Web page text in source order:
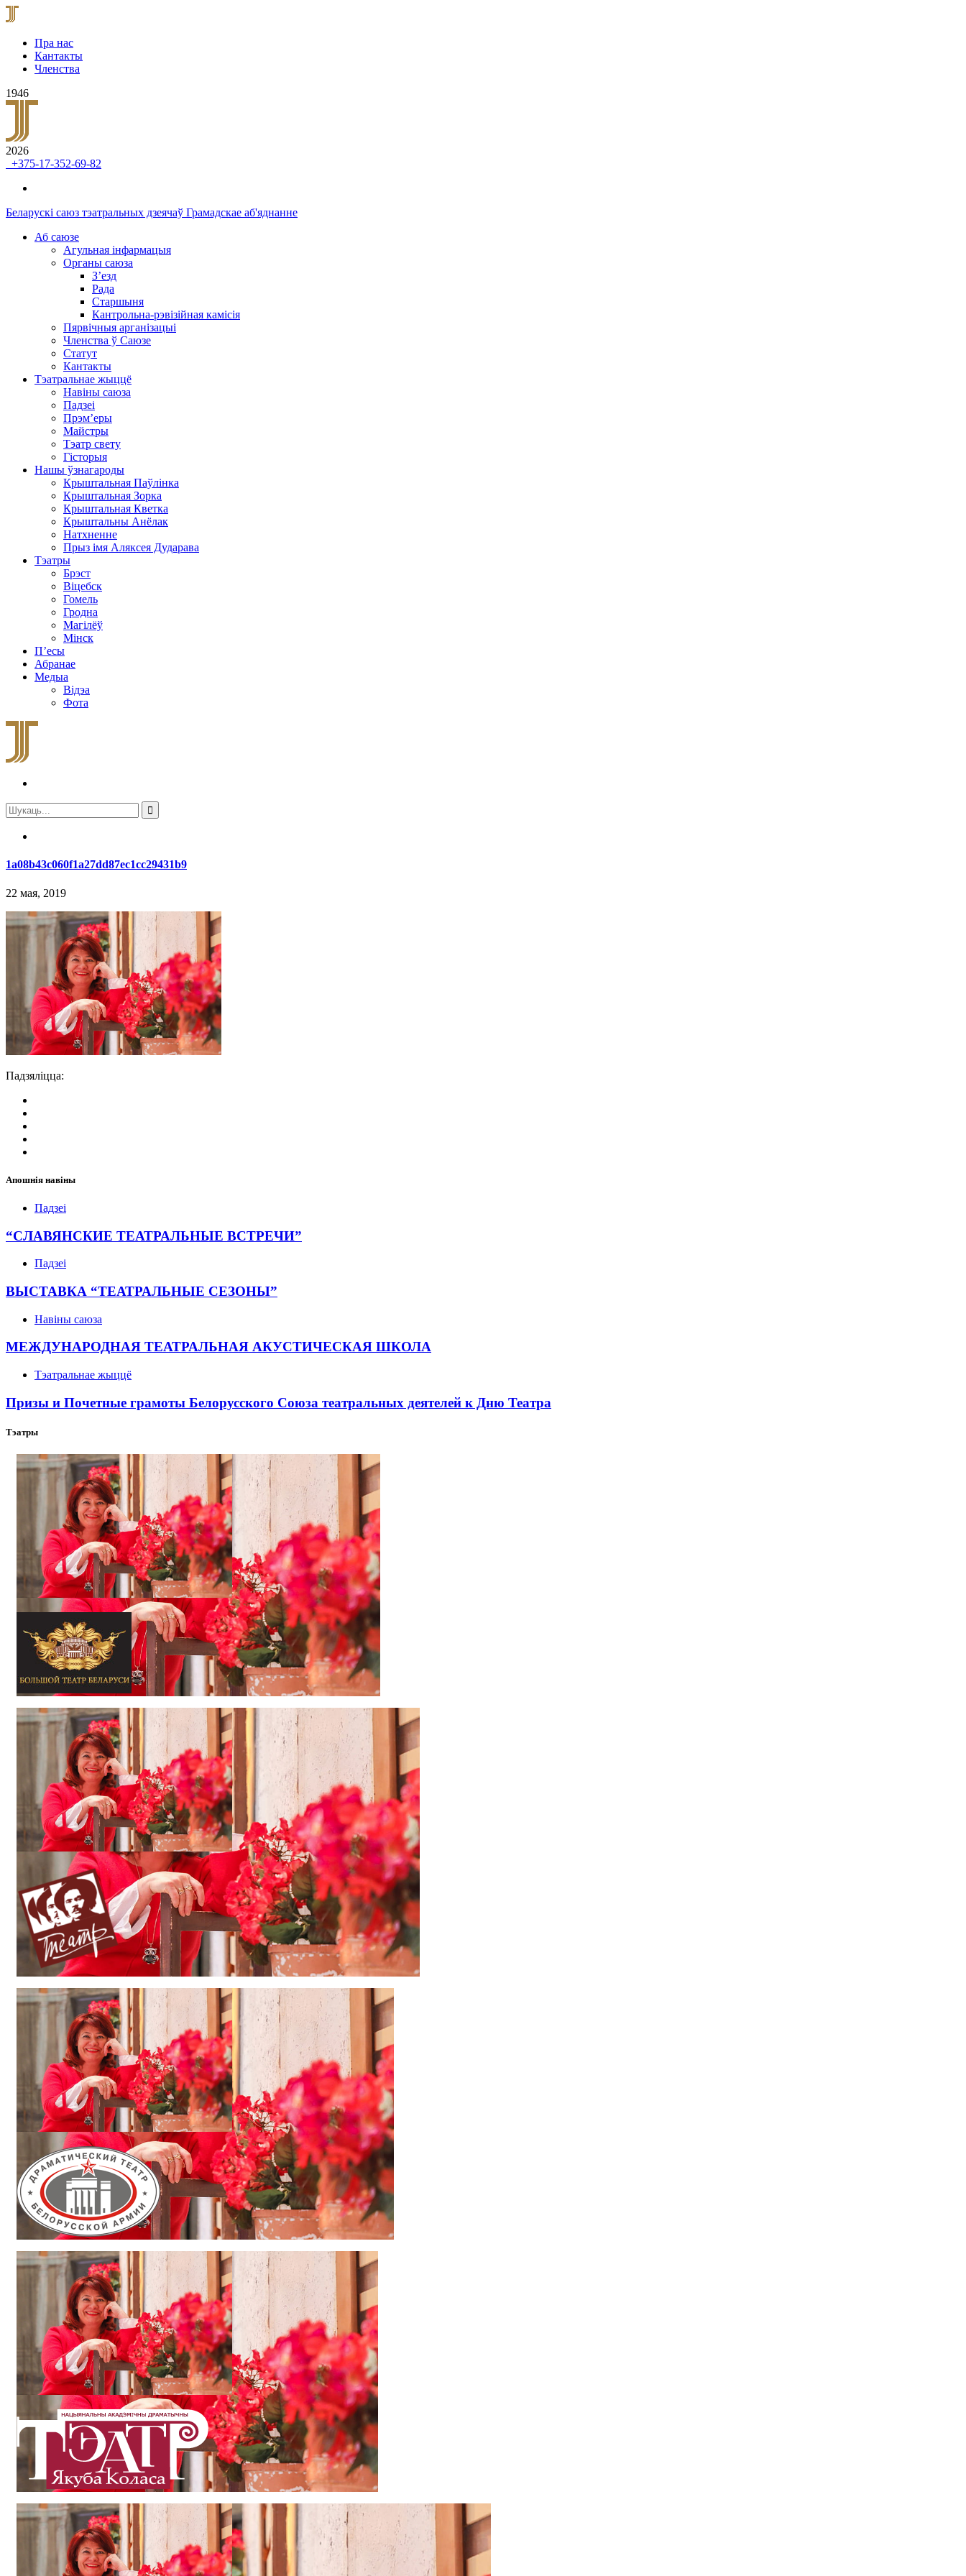
Пра нас
Кантакты
Членства
1946
2026
+375-17-352-69-82
Беларускі саюз тэатральных дзеячаў Грамадскае аб'яднанне
Аб саюзе
Агульная інфармацыя
Органы саюза
З’езд
Рада
Старшыня
Кантрольна-рэвізійная камісія
Пярвічныя арганізацыі
Членства ў Саюзе
Статут
Кантакты
Тэатральнае жыццё
Навіны саюза
Падзеі
Прэм’еры
Майстры
Тэатр свету
Гісторыя
Нашы ўзнагароды
Крыштальная Паўлінка
Крыштальная Зорка
Крыштальная Кветка
Крыштальны Анёлак
Натхненне
Прыз імя Аляксея Дударава
Тэатры
Брэст
Віцебск
Гомель
Гродна
Магілёў
Мінск
П’есы
Абранае
Медыа
Відэа
Фота
1a08b43c060f1a27dd87ec1cc29431b9
22 мая, 2019
Падзяліцца:
Апошнія навіны
Падзеі
“СЛАВЯНСКИЕ ТЕАТРАЛЬНЫЕ ВСТРЕЧИ”
Падзеі
ВЫСТАВКА “ТЕАТРАЛЬНЫЕ СЕЗОНЫ”
Навіны саюза
МЕЖДУНАРОДНАЯ ТЕАТРАЛЬНАЯ АКУСТИЧЕСКАЯ ШКОЛА
Тэатральнае жыццё
Призы и Почетные грамоты Белорусского Союза театральных деятелей к Дню Театра
Тэатры